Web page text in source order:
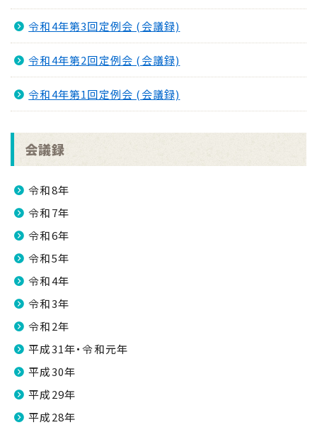
令和4年第3回定例会 (会議録)
令和4年第2回定例会 (会議録)
令和4年第1回定例会 (会議録)
会議録
令和8年
令和7年
令和6年
令和5年
令和4年
令和3年
令和2年
平成31年・令和元年
平成30年
平成29年
平成28年